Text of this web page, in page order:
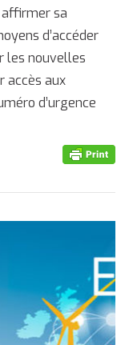
affirmer sa
d’accéder
les nouvelles
accès aux
d’urgence